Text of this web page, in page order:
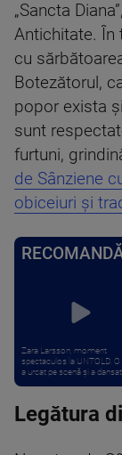
„Sancta
Antichitate. În
cu
Botezătorul,
popor exista
sunt
furtuni,
de Sânziene
obiceiuri și
Zara Larsson, moment
spectaculos la UNTOLD. O
a urcat pe scenă și a dansat
Legătura